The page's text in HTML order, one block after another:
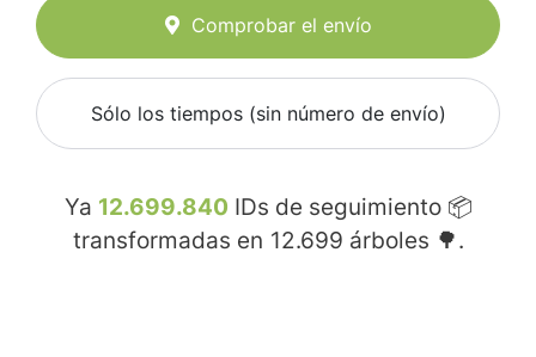
Comprobar el envío
Sólo los tiempos (sin número de envío)
Ya 12.699.840 IDs de seguimiento 📦
transformadas en 12.699 árboles 🌳.